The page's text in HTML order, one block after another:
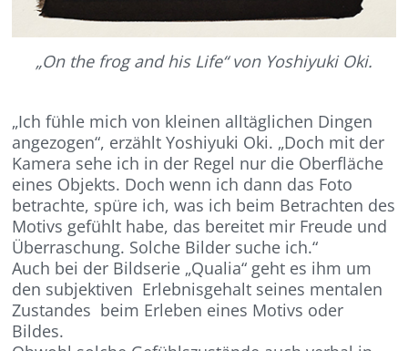
„On the frog and his Life“ von Yoshiyuki Oki.
„Ich fühle mich von kleinen alltäglichen Dingen
angezogen“, erzählt Yoshiyuki Oki. „Doch mit der
Kamera sehe ich in der Regel nur die Oberfläche
eines Objekts. Doch wenn ich dann das Foto
betrachte, spüre ich, was ich beim Betrachten des
Motivs gefühlt habe, das bereitet mir Freude und
Überraschung. Solche Bilder suche ich.“
Auch bei der Bildserie „Qualia“ geht es ihm um
den subjektiven Erlebnisgehalt seines mentalen
Zustandes beim Erleben eines Motivs oder
Bildes.